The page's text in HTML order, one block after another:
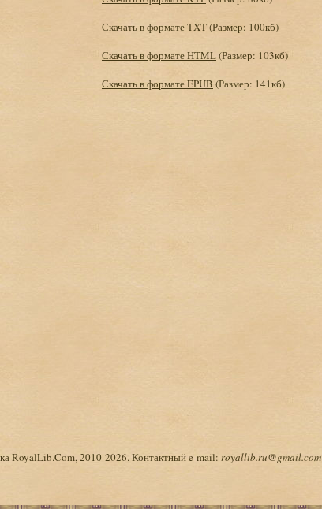
Скачать в формате TXT(Размер: 100кб)
Скачать в формате HTML(Размер: 103кб)
Скачать в формате EPUB (Размер: 141кб)
RoyalLib.Com, 2010-2026. Контактный e-mail: royallib.ru@gmail.com